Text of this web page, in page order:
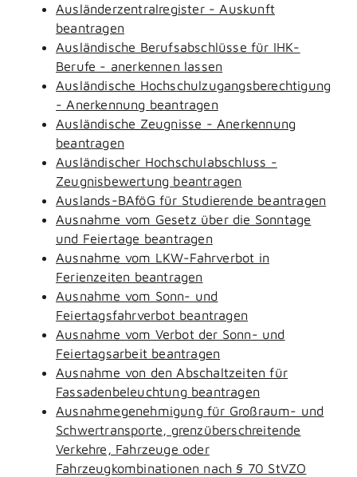
Ausländerzentralregister - Auskunft
beantragen
Ausländische Berufsabschlüsse für IHK-
Berufe - anerkennen lassen
Ausländische Hochschulzugangsberechtigung
- Anerkennung beantragen
Ausländische Zeugnisse - Anerkennung
beantragen
Ausländischer Hochschulabschluss -
Zeugnisbewertung beantragen
Auslands-BAföG für Studierende beantragen
Ausnahme vom Gesetz über die Sonntage
und Feiertage beantragen
Ausnahme vom LKW-Fahrverbot in
Ferienzeiten beantragen
Ausnahme vom Sonn- und
Feiertagsfahrverbot beantragen
Ausnahme vom Verbot der Sonn- und
Feiertagsarbeit beantragen
Ausnahme von den Abschaltzeiten für
Fassadenbeleuchtung beantragen
Ausnahmegenehmigung für Großraum- und
Schwertransporte, grenzüberschreitende
Verkehre, Fahrzeuge oder
Fahrzeugkombinationen nach § 70 StVZO